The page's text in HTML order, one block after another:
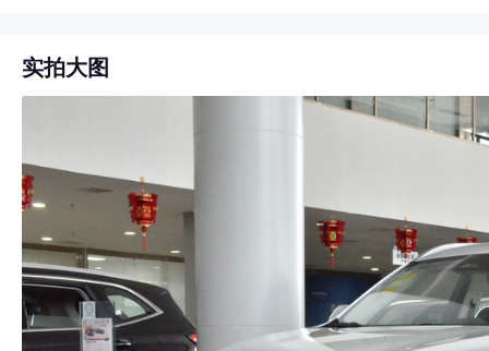
实拍大图